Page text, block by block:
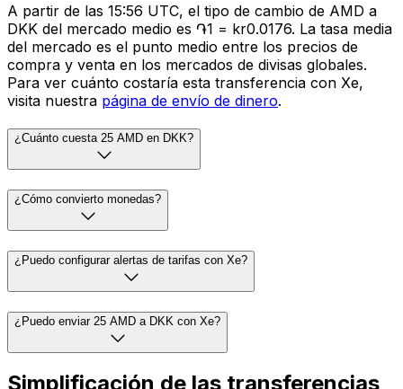
A partir de las 15:56 UTC, el tipo de cambio de AMD a
DKK del mercado medio es ֏1 = kr0.0176. La tasa media
del mercado es el punto medio entre los precios de
compra y venta en los mercados de divisas globales.
Para ver cuánto costaría esta transferencia con Xe,
visita nuestra página de envío de dinero.
¿Cuánto cuesta 25 AMD en DKK?
¿Cómo convierto monedas?
¿Puedo configurar alertas de tarifas con Xe?
¿Puedo enviar 25 AMD a DKK con Xe?
Simplificación de las transferencias